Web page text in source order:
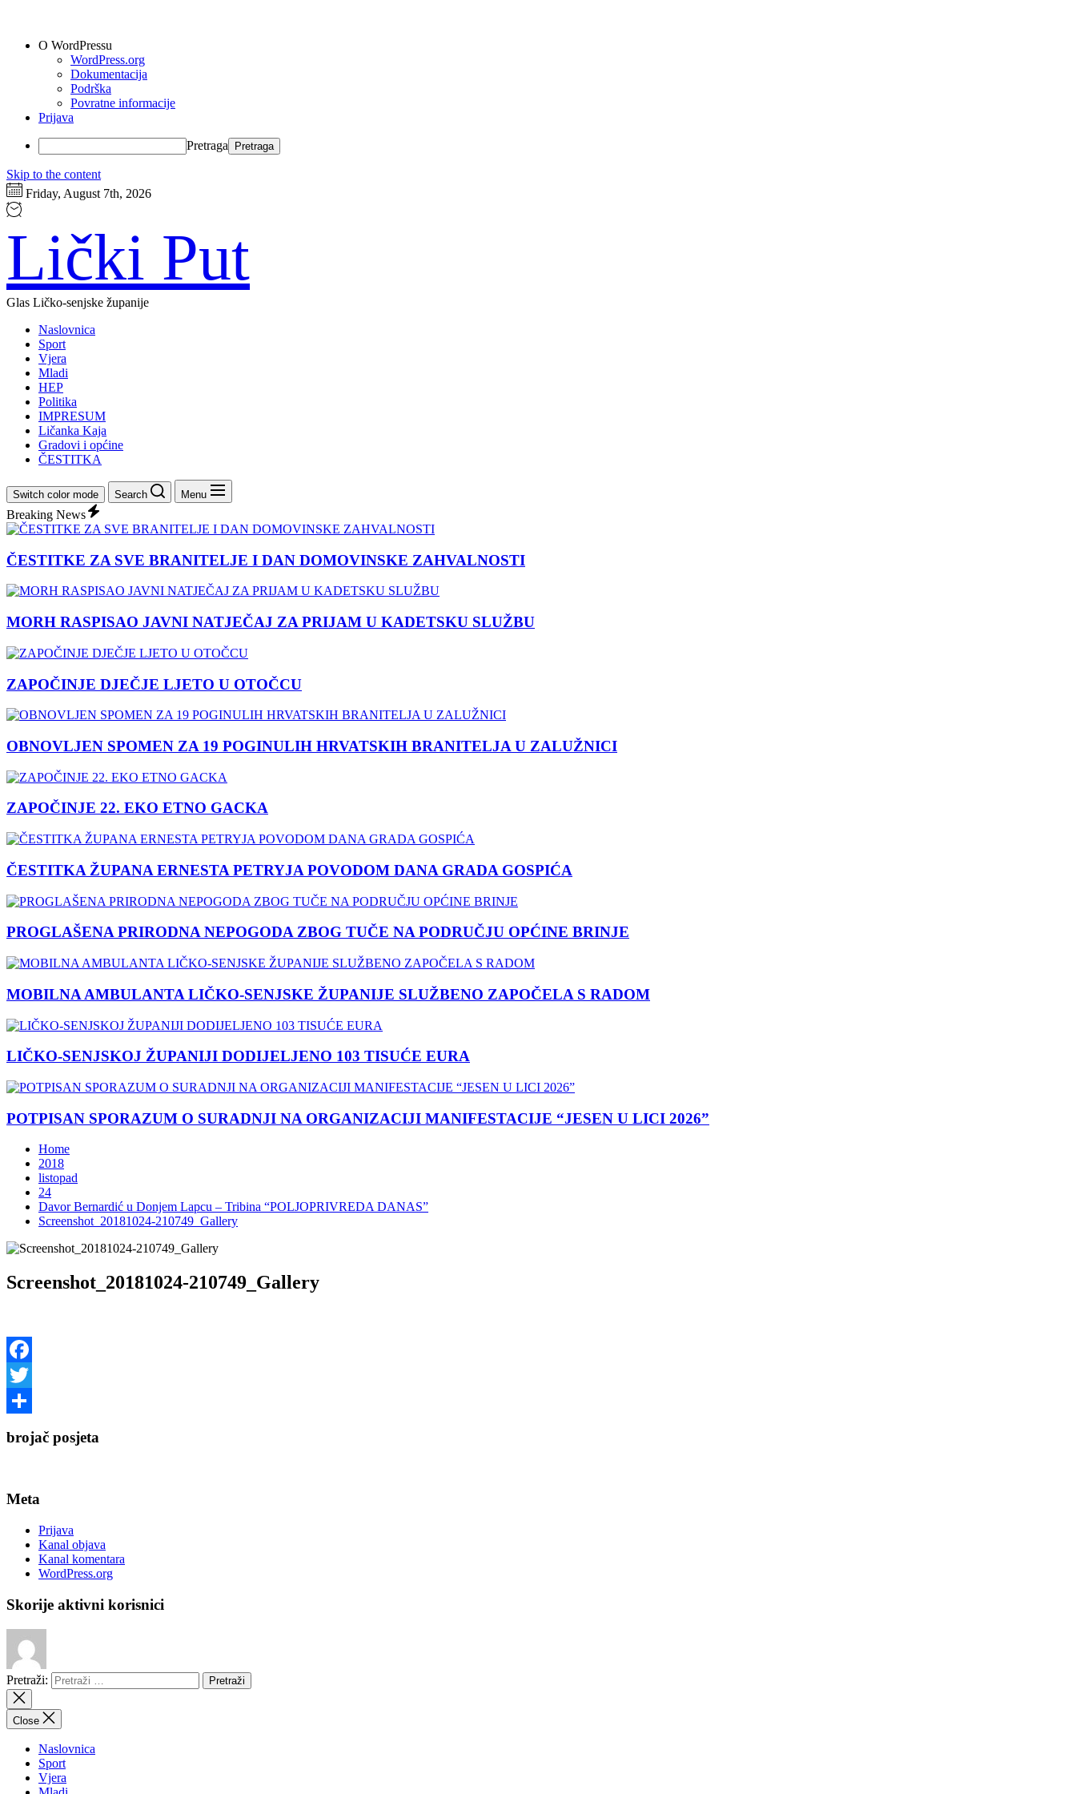
O WordPressu
WordPress.org
Dokumentacija
Podrška
Povratne informacije
Prijava
Pretraga
Skip to the content
Friday, August 7th, 2026
Lički Put
Glas Ličko-senjske županije
Naslovnica
Sport
Vjera
Mladi
HEP
Politika
IMPRESUM
Ličanka Kaja
Gradovi i općine
ČESTITKA
Switch color mode Search Menu
Breaking News
ČESTITKE ZA SVE BRANITELJE I DAN DOMOVINSKE ZAHVALNOSTI
MORH RASPISAO JAVNI NATJEČAJ ZA PRIJAM U KADETSKU SLUŽBU
ZAPOČINJE DJEČJE LJETO U OTOČCU
OBNOVLJEN SPOMEN ZA 19 POGINULIH HRVATSKIH BRANITELJA U ZALUŽNICI
ZAPOČINJE 22. EKO ETNO GACKA
ČESTITKA ŽUPANA ERNESTA PETRYJA POVODOM DANA GRADA GOSPIĆA
PROGLAŠENA PRIRODNA NEPOGODA ZBOG TUČE NA PODRUČJU OPĆINE BRINJE
MOBILNA AMBULANTA LIČKO-SENJSKE ŽUPANIJE SLUŽBENO ZAPOČELA S RADOM
LIČKO-SENJSKOJ ŽUPANIJI DODIJELJENO 103 TISUĆE EURA
POTPISAN SPORAZUM O SURADNJI NA ORGANIZACIJI MANIFESTACIJE “JESEN U LICI 2026”
Home
2018
listopad
24
Davor Bernardić u Donjem Lapcu – Tribina “POLJOPRIVREDA DANAS”
Screenshot_20181024-210749_Gallery
Screenshot_20181024-210749_Gallery
Facebook
Twitter
brojač posjeta
Meta
Prijava
Kanal objava
Kanal komentara
WordPress.org
Skorije aktivni korisnici
Pretraži:
Close
Naslovnica
Sport
Vjera